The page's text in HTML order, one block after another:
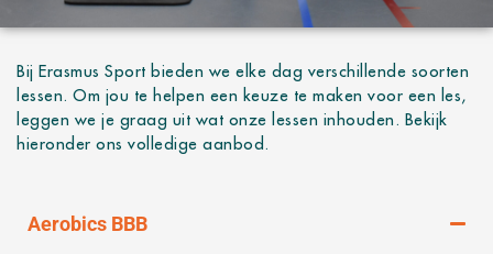
Bij Erasmus Sport bieden we elke dag verschillende soorten
lessen. Om jou te helpen een keuze te maken voor een les,
leggen we je graag uit wat onze lessen inhouden. Bekijk
hieronder ons volledige aanbod.
Aerobics BBB